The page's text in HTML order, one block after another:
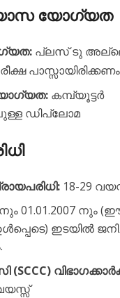
യോഗ്യത
പ്ലസ് ടു
പാസ്സായിരിക്കണം
കമ്പ്യൂട്ടർ
ഡിപ്ലോമ
18-29
നും 01.01.2007 നും
ഇടയിൽ